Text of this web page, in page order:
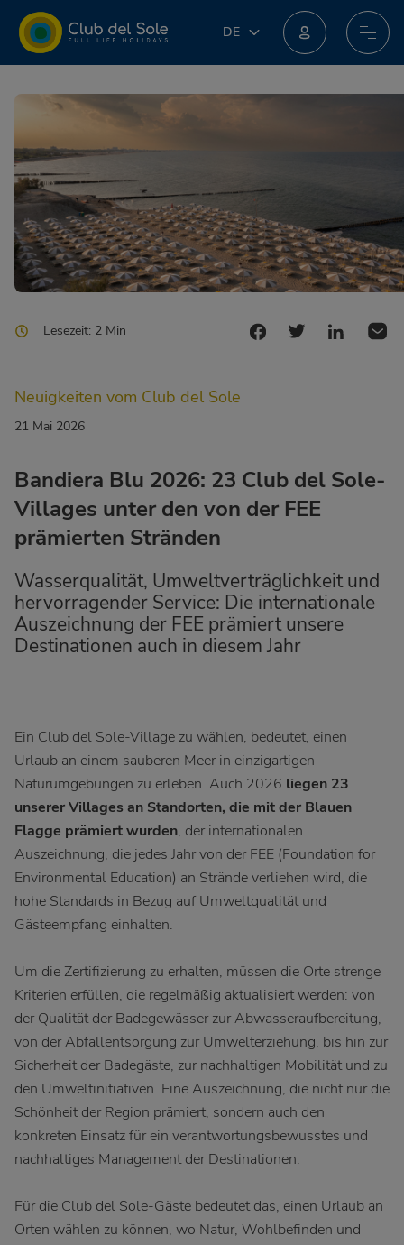
DE
Lesezeit: 2 Min
Neuigkeiten vom Club del Sole
21 Mai 2026
Bandiera Blu 2026: 23 Club del Sole-
Villages unter den von der FEE
prämierten Stränden
Wasserqualität, Umweltverträglichkeit und
hervorragender Service: Die internationale
Auszeichnung der FEE prämiert unsere
Destinationen auch in diesem Jahr
Ein Club del Sole-Village zu wählen, bedeutet, einen
Urlaub an einem sauberen Meer in einzigartigen
Naturumgebungen zu erleben. Auch 2026 liegen 23
unserer Villages an Standorten, die mit der Blauen
Flagge prämiert wurden, der internationalen
Auszeichnung, die jedes Jahr von der FEE (Foundation for
Environmental Education) an Strände verliehen wird, die
hohe Standards in Bezug auf Umweltqualität und
Gästeempfang einhalten.
Um die Zertifizierung zu erhalten, müssen die Orte strenge
Kriterien erfüllen, die regelmäßig aktualisiert werden: von
der Qualität der Badegewässer zur Abwasseraufbereitung,
von der Abfallentsorgung zur Umwelterziehung, bis hin zur
Sicherheit der Badegäste, zur nachhaltigen Mobilität und zu
den Umweltinitiativen. Eine Auszeichnung, die nicht nur die
Schönheit der Region prämiert, sondern auch den
konkreten Einsatz für ein verantwortungsbewusstes und
nachhaltiges Management der Destinationen.
Für die Club del Sole-Gäste bedeutet das, einen Urlaub an
Orten wählen zu können, wo Natur, Wohlbefinden und